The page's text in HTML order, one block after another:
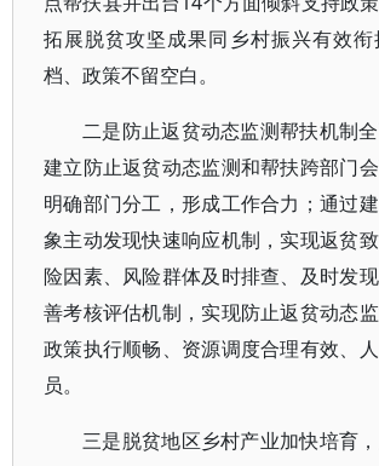
拓展脱贫攻坚成果同乡村振兴有效
档、政策不留空白。
二是防止返贫动态监测帮扶机制
建立防止返贫动态监测和帮扶跨部门
明确部门分工，形成工作合力；通过
象主动发现快速响应机制，实现返贫
险因素、风险群体及时排查、及时发
善考核评估机制，实现防止返贫动态
政策执行顺畅、资源调度合理有效、
员。
三是脱贫地区乡村产业加快培育